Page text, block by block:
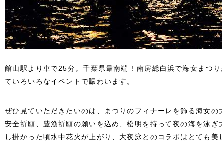
館山駅より車で25分。千葉県最南端 ! 南房総白浜で海女まつ
ていろいろなイベントで賑わいます。
ぜひ見ていただきたいのは、まつりのフィナーレを飾る海女
安全祈願、豊漁祈願の願いを込め、松明を持って夜の海を泳
し掛かった頃水中花火が上がり、大夜泳とのコラボはとても美